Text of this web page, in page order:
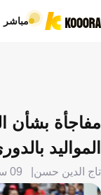
مباشر
مفاجأة بشأن
المواليد
تاج الدين حسن 09 سبتمبر 2025